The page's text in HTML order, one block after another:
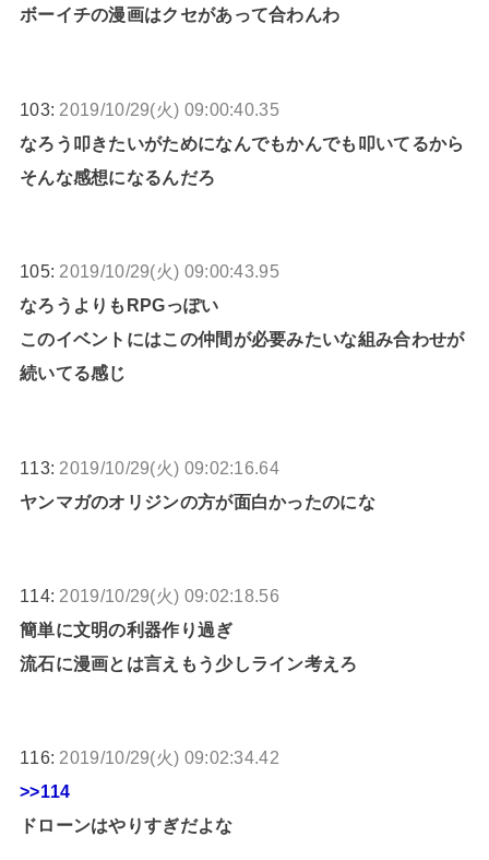
ボーイチの漫画はクセがあって合わんわ
103: 2019/10/29(火) 09:00:40.35
なろう叩きたいがためになんでもかんでも叩いてるから
そんな感想になるんだろ
105: 2019/10/29(火) 09:00:43.95
なろうよりもRPGっぽい
このイベントにはこの仲間が必要みたいな組み合わせが
続いてる感じ
113: 2019/10/29(火) 09:02:16.64
ヤンマガのオリジンの方が面白かったのにな
114: 2019/10/29(火) 09:02:18.56
簡単に文明の利器作り過ぎ
流石に漫画とは言えもう少しライン考えろ
116: 2019/10/29(火) 09:02:34.42
>>114
ドローンはやりすぎだよな